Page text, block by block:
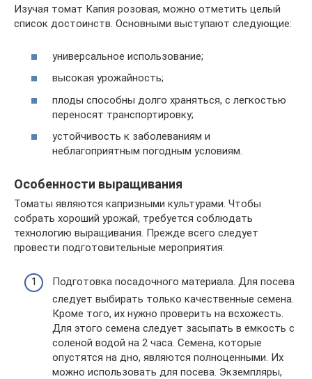
Изучая томат Капия розовая, можно отметить целый
список достоинств. Основными выступают следующие:
универсальное использование;
высокая урожайность;
плоды способны долго храняться, с легкостью
переносят транспортировку;
устойчивость к заболеваниям и
неблагоприятным погодным условиям.
Особенности выращивания
Томаты являются капризными культурами. Чтобы
собрать хороший урожай, требуется соблюдать
технологию выращивания. Прежде всего следует
провести подготовительные мероприятия:
Подготовка посадочного материала. Для посева
следует выбирать только качественные семена.
Кроме того, их нужно проверить на всхожесть.
Для этого семена следует засыпать в емкость с
соленой водой на 2 часа. Семена, которые
опустятся на дно, являются полноценными. Их
можно использовать для посева. Экземпляры,